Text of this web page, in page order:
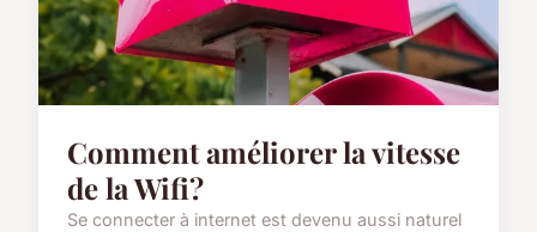
Comment améliorer la vitesse
de la Wifi?
Se connecter à internet est devenu aussi naturel